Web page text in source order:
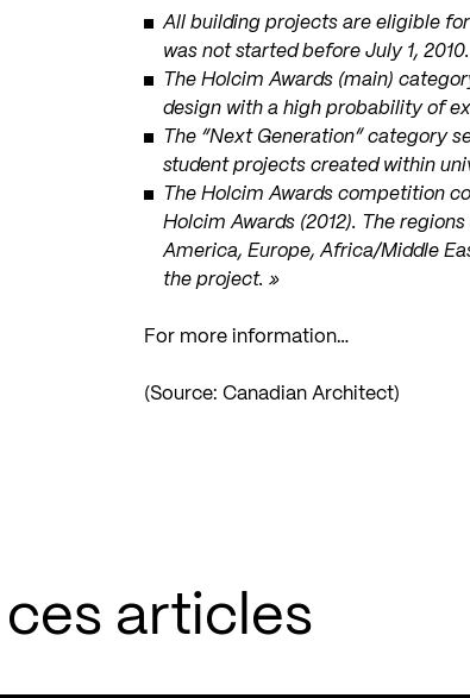
All building projects are eligible
was not started before July 1, 2010.
The Holcim Awards (main)
design with a high probability of
The “Next Generation” category
student projects created within
The Holcim Awards competition
Holcim Awards (2012). The
America, Europe, Africa/Middle
the project. »
For more information…
(Source:Canadian Architect)
ces articles